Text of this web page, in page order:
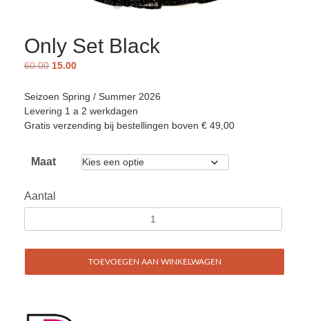
Only Set Black
60.00 15.00
Seizoen Spring / Summer 2026
Levering 1 a 2 werkdagen
Gratis verzending bij bestellingen boven € 49,00
Maat
Aantal
TOEVOEGEN AAN WINKELWAGEN